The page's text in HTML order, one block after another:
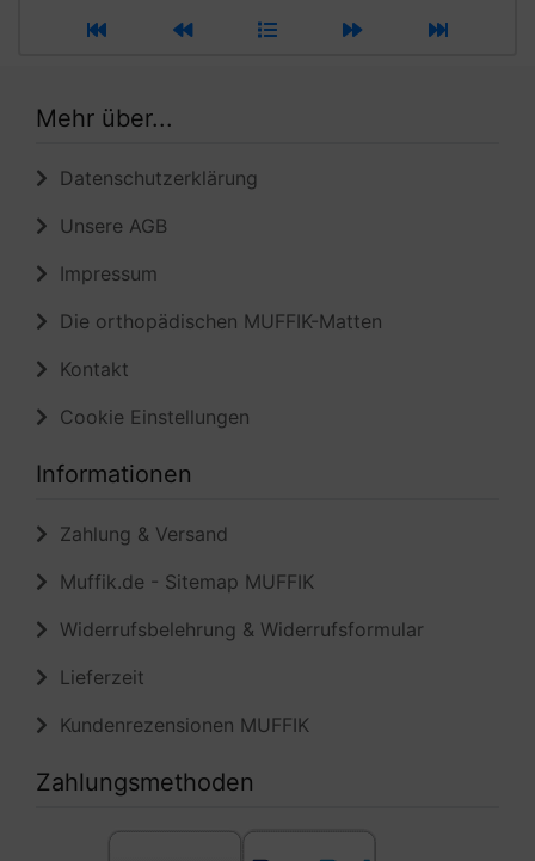
Mehr über...
Datenschutzerklärung
Unsere AGB
Impressum
Die orthopädischen MUFFIK-Matten
Kontakt
Cookie Einstellungen
Informationen
Zahlung & Versand
Muffik.de - Sitemap MUFFIK
Widerrufsbelehrung & Widerrufsformular
Lieferzeit
Kundenrezensionen MUFFIK
Zahlungsmethoden